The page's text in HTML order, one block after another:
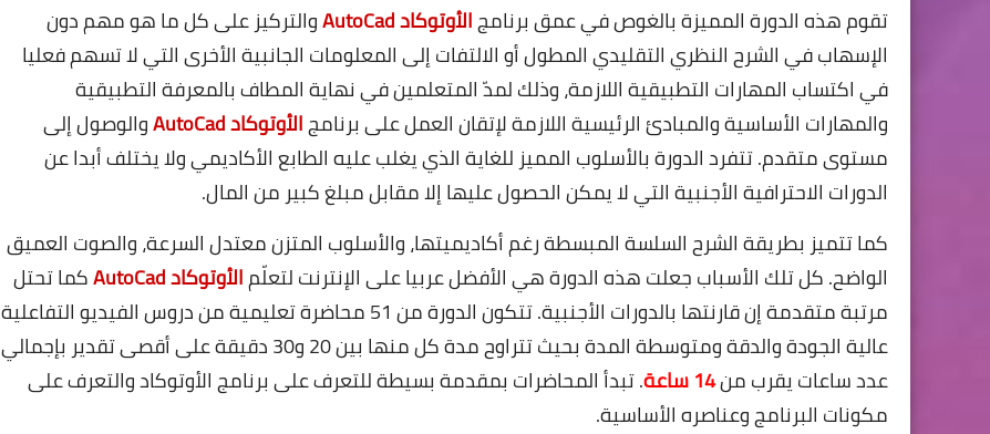
تقوم هذه الدورة المميزة بالغوص في عمق برنامجالأوتوكاد AutoCad
والتركيز على كل ما هو مهم دون
الإسهاب في الشرح النظري التقليدي المطول أو الالتفات إلى المعلومات الجانبية الأخرى التي لا تسهم فعليا
في اكتساب المهارات التطبيقية اللازمة، وذلك لمدّ المتعلمين في نهاية المطاف بالمعرفة التطبيقية
والمهارات الأساسية والمبادئ الرئيسية اللازمة لإتقان العمل على برنامجالأوتوكاد AutoCad
والوصول إلى
مستوى متقدم. تتفرد الدورة بالأسلوب المميز للغاية الذي يغلب عليه الطابع الأكاديمي ولا يختلف أبدا عن
الدورات الاحترافية الأجنبية التي لا يمكن الحصول عليها إلا مقابل مبلغ كبير من المال.
كما تتميز بطريقة الشرح السلسة المبسطة رغم أكاديميتها، والأسلوب المتزن معتدل السرعة، والصوت العميق
الواضح. كل تلك الأسباب جعلت هذه الدورة هي الأفضل عربيا على الإنترنت لتعلّمالأوتوكاد AutoCad
كما تحتل
مرتبة متقدمة إن قارنتها بالدورات الأجنبية. تتكون الدورة من 51 محاضرة تعليمية من دروس الفيديو التفاعلية
عالية الجودة والدقة ومتوسطة المدة بحيث تتراوح مدة كل منها بين 20 و30 دقيقة على أقصى تقدير بإجمالي
عدد ساعات يقرب من14 ساعة
. تبدأ المحاضرات بمقدمة بسيطة للتعرف على برنامج الأوتوكاد والتعرف على
مكونات البرنامج وعناصره الأساسية.